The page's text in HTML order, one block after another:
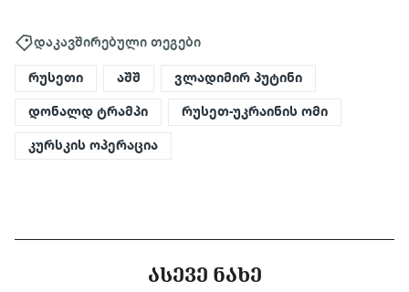
დაკავშირებული თეგები
რუსეთი აშშ ვლადიმირ პუტინი
დონალდ ტრამპი რუსეთ-უკრაინის ომი
კურსკის ოპერაცია
ᲐᲡᲔᲕᲔ ᲜᲐᲮᲔ